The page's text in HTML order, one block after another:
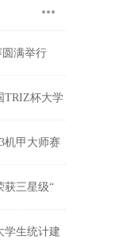
圆满举行
TRIZ杯大学
机甲大师赛
获三星级“
学生统计建